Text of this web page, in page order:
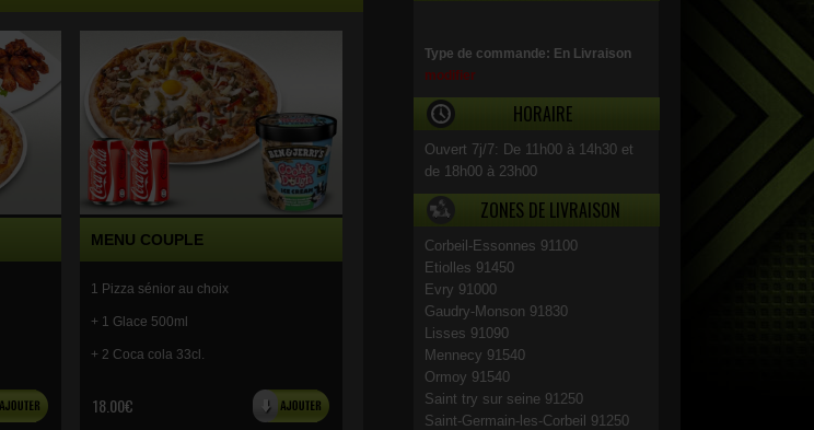
MENU COUPLE
1 Pizza sénior au choix
+ 1 Glace 500ml
+ 2 Coca cola 33cl.
18.00€
Type de commande: En Livraison
modifier
HORAIRE
Ouvert 7j/7: De 11h00 à 14h30 et
de 18h00 à 23h00
ZONES DE LIVRAISON
Corbeil-Essonnes 91100
Etiolles 91450
Evry 91000
Gaudry-Monson 91830
Lisses 91090
Mennecy 91540
Ormoy 91540
Saint try sur seine 91250
Saint-Germain-les-Corbeil 91250